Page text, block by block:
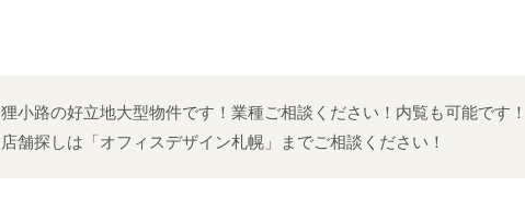
狸小路の好立地大型物件です！業種ご相談ください！内覧も可能です！
店舗探しは「オフィスデザイン札幌」までご相談ください！